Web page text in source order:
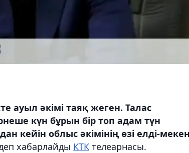
ауыл әкімі таяқ жеген. Талас
күн бұрын бір топ адам түн
кейін облыс әкімінің өзі елді-
хабарлайды КТК телеарнасы.